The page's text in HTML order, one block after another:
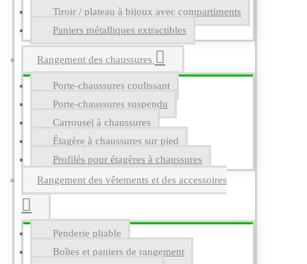
Tiroir / plateau à bijoux avec compartiments
Paniers métalliques extractibles
Rangement des chaussures
Porte-chaussures coulissant
Porte-chaussures suspendu
Carrousel à chaussures
Étagère à chaussures sur pied
Profilés pour étagères à chaussures
Rangement des vêtements et des accessoires
Penderie pliable
Boîtes et paniers de rangement